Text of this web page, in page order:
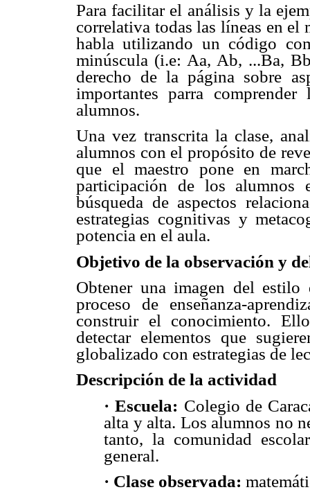
Para facilitar el análisis y la
correlativa todas las líneas en el
habla utilizando un código
minúscula (i.e: Aa, Ab, ...Ba,
derecho de la página sobre
importantes parra
alumnos.
Una vez transcrita la clase,
alumnos con el propósito de
que el maestro pone en
participación de los alumnos
búsqueda de aspectos
estrategias cognitivas y
potencia en el aula.
Objetivo de la observación y
Obtener una imagen del
proceso de enseñanza-
construir el conocimiento.
detectar elementos que
globalizado con estrategias de
Descripción de la actividad
· Escuela: Colegio de
alta y alta. Los alumnos no
tanto, la comunidad
general.
· Clase observada: